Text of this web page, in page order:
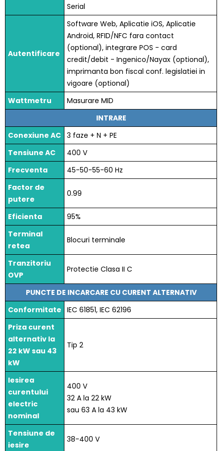
Serial
Autentificare
Software Web, Aplicatie iOS, Aplicatie
Android, RFID/NFC fara contact
(optional), integrare POS - card
credit/debit - Ingenico/Nayax (optional),
imprimanta bon fiscal conf. legislatiei in
vigoare (optional)
Wattmetru
Masurare MID
INTRARE
Conexiune AC 3 faze + N + PE
Tensiune AC
400 V
Frecventa
45-50-55-60 Hz
Factor de
putere
0.99
Eficienta
95%
Terminal
retea
Blocuri terminale
Tranzitoriu
OVP
Protectie Clasa II C
PUNCTE DE INCARCARE CU CURENT ALTERNATIV
Conformitate IEC 61851, IEC 62196
Priza curent
alternativ la
22 kW sau 43
kW
Tip 2
Iesirea
curentului
electric
nominal
400 V
32 A la 22 kW
sau 63 A la 43 kW
Tensiune de
iesire
38-400 V